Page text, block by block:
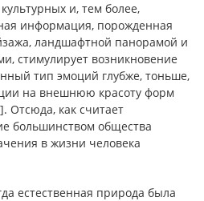
и, тем более,
информация, порожденная
ландшафтной панорамой и
стимулирует возникновение
тип эмоций глубже, тоньше,
на внешнюю красоту форм
Отсюда, как считает
большинством общества
в жизни человека
естественная природа была